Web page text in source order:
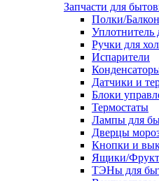
Запчасти для
Полки/
Уплотнитель
Ручки для
Испарители
Датчики и
Блоки
Термостаты
Лампы для
Дверцы
Кнопки и
Ящики/
ТЭНы для